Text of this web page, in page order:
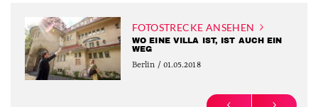
FOTOSTRECKE ANSEHEN
WO EINE VILLA IST, IST AUCH EIN
WEG
Berlin / 01.05.2018